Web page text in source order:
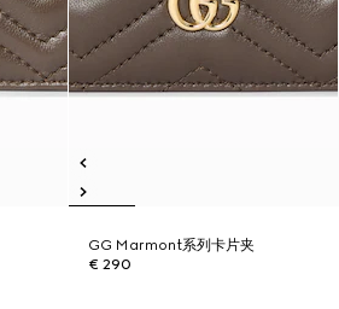
GG Marmont系列卡片夹
€ 290